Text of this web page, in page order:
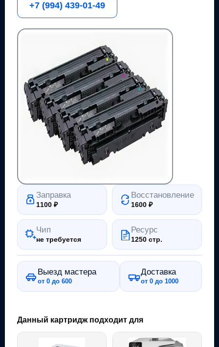
+7 (994) 439-01-49
Заправка
1100₽
Восстановление
1600₽
Чип
не требуется
Ресурс
1250 стр.
Выезд мастера
от 0 до 600
Доставка
от 0 до 1000
Данный картридж подходит для